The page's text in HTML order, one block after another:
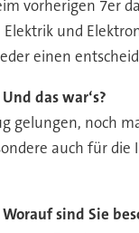
vorherigen 7er
und
einen
Und das war‘s?
gelungen, noch
auch für
Worauf sind Sie